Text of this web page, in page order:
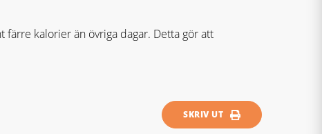
kalorier än övriga dagar. Detta gör att
SKRIV UT